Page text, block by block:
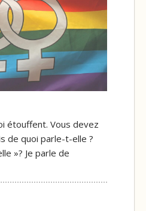
étouffent. Vous devez
de quoi parle-t-elle ?
»? Je parle de